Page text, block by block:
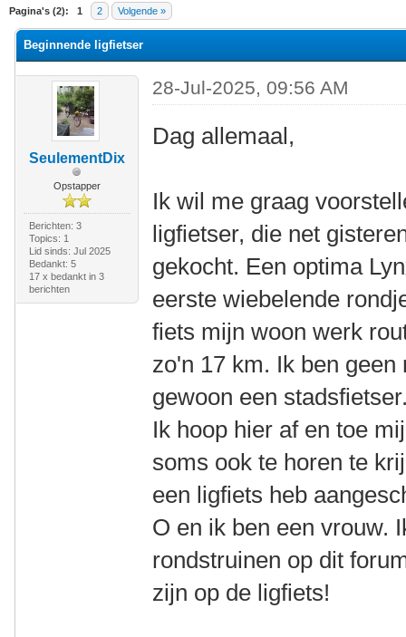
Pagina's (2): 1 2 Volgende »
waardering is 0
Beginnende ligfietser
SeulementDix
Opstapper
Berichten: 3
Topics: 1
Lid sinds: Jul 2025
Bedankt: 5
17 x bedankt in 3
berichten
28-Jul-2025, 09:56 AM
Dag allemaal,
Ik wil me graag
ligfietser, die net
gekocht. Een optima
eerste wiebelende
fiets mijn woon werk
zo'n 17 km. Ik ben
gewoon een
Ik hoop hier af en toe
soms ook te horen te
een ligfiets heb
O en ik ben een vrouw.
rondstruinen op dit
zijn op de ligfiets!